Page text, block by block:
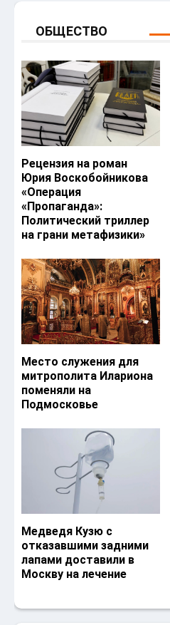
ОБЩЕСТВО
Рецензия на роман
Юрия Воскобойникова
«Операция
«Пропаганда»:
Политический триллер
на грани метафизики»
Место служения для
митрополита Илариона
поменяли на
Подмосковье
Медведя Кузю с
отказавшими задними
лапами доставили в
Москву на лечение